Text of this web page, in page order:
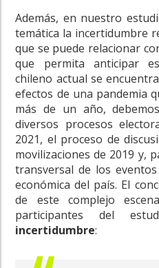
Además, en nuestro
temática la incertidumbre
que se puede relacionar
que permita anticipar
chileno actual se
efectos de una pandemia
más de un año,
diversos procesos
2021, el proceso de
movilizaciones de 2019 y,
transversal de los
económica del país. El
de este complejo
participantes del
incertidumbre: